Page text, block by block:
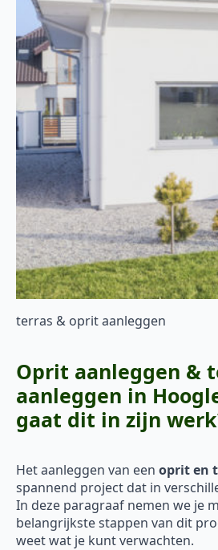
terras & oprit aanleggen
Oprit aanleggen &
aanleggen in
gaat dit in zijn
Het aanleggen van een oprit en
spannend project dat in
In deze paragraaf nemen we je
belangrijkste stappen van dit
weet wat je kunt verwachten.